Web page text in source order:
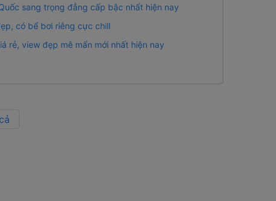
sang trọng đẳng cấp bậc nhất hiện nay
có bể bơi riêng cực chill
rẻ, view đẹp mê mẩn mới nhất hiện nay